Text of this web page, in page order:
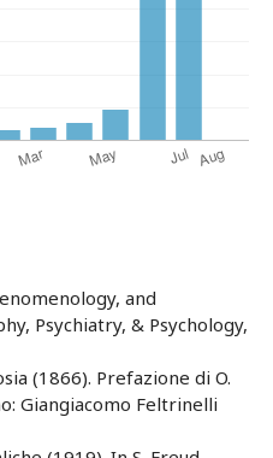
and
Psychiatry, & Psychology,
(1866). Prefazione di O.
Giangiacomo Feltrinelli